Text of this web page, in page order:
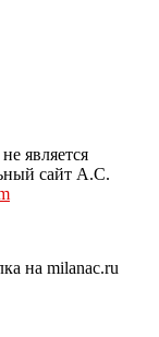
является
сайт A.C.
на milanac.ru